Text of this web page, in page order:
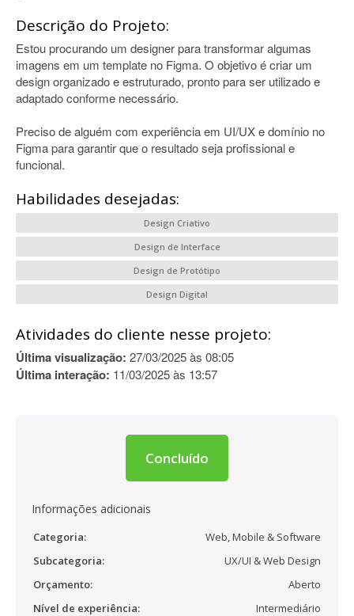
Descrição do Projeto:
Estou procurando um designer para transformar algumas
imagens em um template no Figma. O objetivo é criar um
design organizado e estruturado, pronto para ser utilizado e
adaptado conforme necessário.
Preciso de alguém com experiência em UI/UX e domínio no
Figma para garantir que o resultado seja profissional e
funcional.
Habilidades desejadas:
Design Criativo
Design de Interface
Design de Protótipo
Design Digital
Atividades do cliente nesse projeto:
Última visualização: 27/03/2025 às 08:05
Última interação: 11/03/2025 às 13:57
Concluído
Informações adicionais
Categoria:
Web, Mobile & Software
Subcategoria:
UX/UI & Web Design
Orçamento:
Aberto
Nível de experiência:
Intermediário